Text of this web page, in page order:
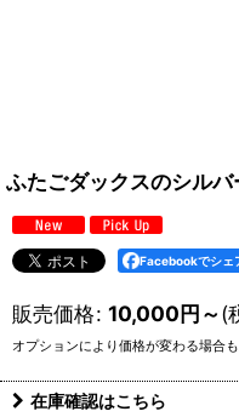
ふたごダックスのシル
Facebookでシェ
販売価格: 10,000円～(
オプションにより価格が変わる場合も
在庫確認はこちら